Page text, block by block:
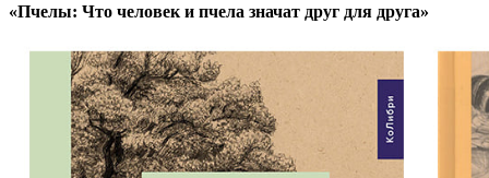
«Пчелы: Что человек и пчела значат друг для друга»